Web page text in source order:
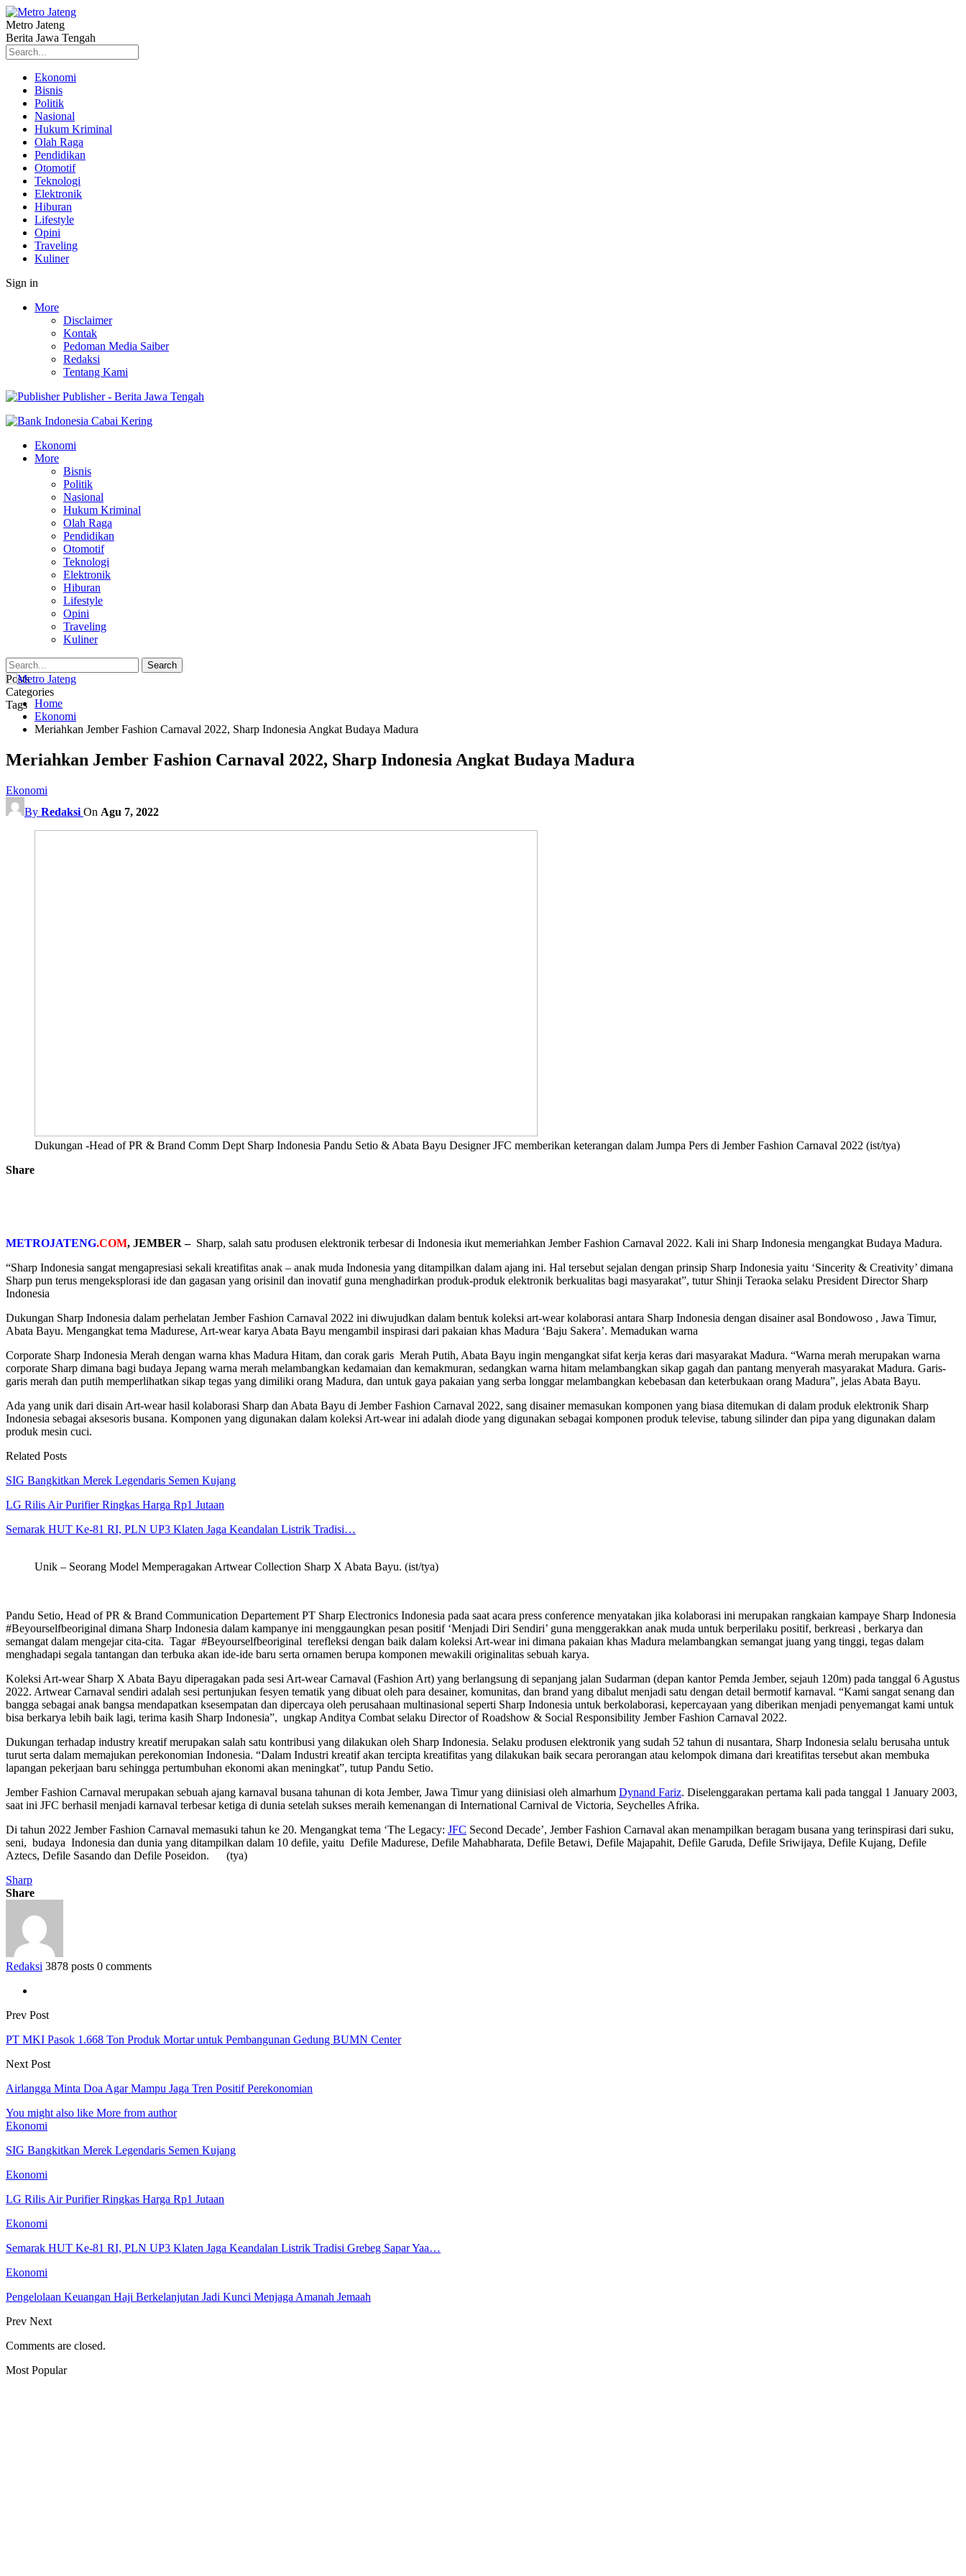
Metro Jateng
Berita Jawa Tengah
Ekonomi
Bisnis
Politik
Nasional
Hukum Kriminal
Olah Raga
Pendidikan
Otomotif
Teknologi
Elektronik
Hiburan
Lifestyle
Opini
Traveling
Kuliner
Sign in
More
Disclaimer
Kontak
Pedoman Media Saiber
Redaksi
Tentang Kami
Publisher - Berita Jawa Tengah
Ekonomi
More
Bisnis
Politik
Nasional
Hukum Kriminal
Olah Raga
Pendidikan
Otomotif
Teknologi
Elektronik
Hiburan
Lifestyle
Opini
Traveling
Kuliner
Posts
Categories
Tags Home
Ekonomi
Meriahkan Jember Fashion Carnaval 2022, Sharp Indonesia Angkat Budaya Madura
Meriahkan Jember Fashion Carnaval 2022, Sharp Indonesia Angkat Budaya Madura
Ekonomi
By Redaksi On Agu 7, 2022
Dukungan -Head of PR & Brand Comm Dept Sharp Indonesia Pandu Setio & Abata Bayu Designer JFC memberikan keterangan dalam Jumpa Pers di Jember Fashion Carnaval 2022 (ist/tya)
Share
METROJATENG.COM, JEMBER – Sharp, salah satu produsen elektronik terbesar di Indonesia ikut memeriahkan Jember Fashion Carnaval 2022. Kali ini Sharp Indonesia mengangkat Budaya Madura.
“Sharp Indonesia sangat mengapresiasi sekali kreatifitas anak – anak muda Indonesia yang ditampilkan dalam ajang ini. Hal tersebut sejalan dengan prinsip Sharp Indonesia yaitu ‘Sincerity & Creativity’ dimana
Sharp pun terus mengeksplorasi ide dan gagasan yang orisinil dan inovatif guna menghadirkan produk-produk elektronik berkualitas bagi masyarakat”, tutur Shinji Teraoka selaku President Director Sharp
Indonesia
Dukungan Sharp Indonesia dalam perhelatan Jember Fashion Carnaval 2022 ini diwujudkan dalam bentuk koleksi art-wear kolaborasi antara Sharp Indonesia dengan disainer asal Bondowoso , Jawa Timur,
Abata Bayu. Mengangkat tema Madurese, Art-wear karya Abata Bayu mengambil inspirasi dari pakaian khas Madura ‘Baju Sakera’. Memadukan warna
Corporate Sharp Indonesia Merah dengan warna khas Madura Hitam, dan corak garis Merah Putih, Abata Bayu ingin mengangkat sifat kerja keras dari masyarakat Madura. “Warna merah merupakan warna
corporate Sharp dimana bagi budaya Jepang warna merah melambangkan kedamaian dan kemakmuran, sedangkan warna hitam melambangkan sikap gagah dan pantang menyerah masyarakat Madura. Garis-
garis merah dan putih memperlihatkan sikap tegas yang dimiliki orang Madura, dan untuk gaya pakaian yang serba longgar melambangkan kebebasan dan keterbukaan orang Madura”, jelas Abata Bayu.
Ada yang unik dari disain Art-wear hasil kolaborasi Sharp dan Abata Bayu di Jember Fashion Carnaval 2022, sang disainer memasukan komponen yang biasa ditemukan di dalam produk elektronik Sharp
Indonesia sebagai aksesoris busana. Komponen yang digunakan dalam koleksi Art-wear ini adalah diode yang digunakan sebagai komponen produk televise, tabung silinder dan pipa yang digunakan dalam
produk mesin cuci.
Related Posts
SIG Bangkitkan Merek Legendaris Semen Kujang
LG Rilis Air Purifier Ringkas Harga Rp1 Jutaan
Semarak HUT Ke-81 RI, PLN UP3 Klaten Jaga Keandalan Listrik Tradisi…
Unik – Seorang Model Memperagakan Artwear Collection Sharp X Abata Bayu. (ist/tya)
Pandu Setio, Head of PR & Brand Communication Departement PT Sharp Electronics Indonesia pada saat acara press conference menyatakan jika kolaborasi ini merupakan rangkaian kampaye Sharp Indonesia
#Beyourselfbeoriginal dimana Sharp Indonesia dalam kampanye ini menggaungkan pesan positif ‘Menjadi Diri Sendiri’ guna menggerakkan anak muda untuk berperilaku positif, berkreasi , berkarya dan
semangat dalam mengejar cita-cita. Tagar #Beyourselfbeoriginal terefleksi dengan baik dalam koleksi Art-wear ini dimana pakaian khas Madura melambangkan semangat juang yang tinggi, tegas dalam
menghadapi segala tantangan dan terbuka akan ide-ide baru serta ornamen berupa komponen mewakili originalitas sebuah karya.
Koleksi Art-wear Sharp X Abata Bayu diperagakan pada sesi Art-wear Carnaval (Fashion Art) yang berlangsung di sepanjang jalan Sudarman (depan kantor Pemda Jember, sejauh 120m) pada tanggal 6 Agustus
2022. Artwear Carnaval sendiri adalah sesi pertunjukan fesyen tematik yang dibuat oleh para desainer, komunitas, dan brand yang dibalut menjadi satu dengan detail bermotif karnaval. “Kami sangat senang dan
bangga sebagai anak bangsa mendapatkan ksesempatan dan dipercaya oleh perusahaan multinasional seperti Sharp Indonesia untuk berkolaborasi, kepercayaan yang diberikan menjadi penyemangat kami untuk
bisa berkarya lebih baik lagi, terima kasih Sharp Indonesia”, ungkap Anditya Combat selaku Director of Roadshow & Social Responsibility Jember Fashion Carnaval 2022.
Dukungan terhadap industry kreatif merupakan salah satu kontribusi yang dilakukan oleh Sharp Indonesia. Selaku produsen elektronik yang sudah 52 tahun di nusantara, Sharp Indonesia selalu berusaha untuk
turut serta dalam memajukan perekonomian Indonesia. “Dalam Industri kreatif akan tercipta kreatifitas yang dilakukan baik secara perorangan atau kelompok dimana dari kreatifitas tersebut akan membuka
lapangan pekerjaan baru sehingga pertumbuhan ekonomi akan meningkat”, tutup Pandu Setio.
Jember Fashion Carnaval merupakan sebuah ajang karnaval busana tahunan di kota Jember, Jawa Timur yang diinisiasi oleh almarhum Dynand Fariz. Diselenggarakan pertama kali pada tanggal 1 January 2003,
saat ini JFC berhasil menjadi karnaval terbesar ketiga di dunia setelah sukses meraih kemenangan di International Carnival de Victoria, Seychelles Afrika.
Di tahun 2022 Jember Fashion Carnaval memasuki tahun ke 20. Mengangkat tema ‘The Legacy: JFC Second Decade’, Jember Fashion Carnaval akan menampilkan beragam busana yang terinspirasi dari suku,
seni, budaya Indonesia dan dunia yang ditampilkan dalam 10 defile, yaitu Defile Madurese, Defile Mahabharata, Defile Betawi, Defile Majapahit, Defile Garuda, Defile Sriwijaya, Defile Kujang, Defile
Aztecs, Defile Sasando dan Defile Poseidon. (tya)
Sharp
Share
Redaksi 3878 posts 0 comments
Prev Post
PT MKI Pasok 1.668 Ton Produk Mortar untuk Pembangunan Gedung BUMN Center
Next Post
Airlangga Minta Doa Agar Mampu Jaga Tren Positif Perekonomian
You might also like More from author
Ekonomi
SIG Bangkitkan Merek Legendaris Semen Kujang
Ekonomi
LG Rilis Air Purifier Ringkas Harga Rp1 Jutaan
Ekonomi
Semarak HUT Ke-81 RI, PLN UP3 Klaten Jaga Keandalan Listrik Tradisi Grebeg Sapar Yaa…
Ekonomi
Pengelolaan Keuangan Haji Berkelanjutan Jadi Kunci Menjaga Amanah Jemaah
Prev Next
Comments are closed.
Most Popular